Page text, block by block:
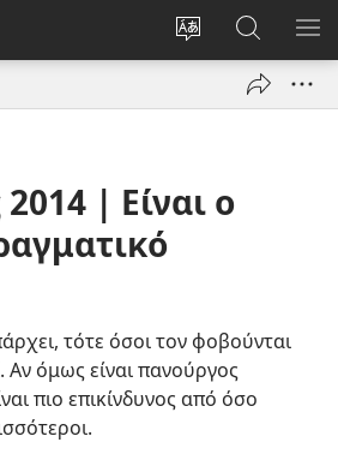
Αλλαγή
γλώσσας
ιστότοπου
Σύνδεση
(ανοίγει
παράθυρο)
στο
JW.ORG
| Είναι ο
τότε όσοι τον φοβούνται
όμως είναι πανούργος
πιο επικίνδυνος από όσο